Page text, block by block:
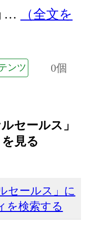
…
（全文を
ンツ 0個
セールス」
見る
セールス」に
を検索する